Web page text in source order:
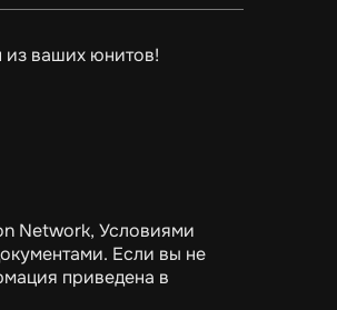
из ваших юнитов!
Network, Условиями
Если вы не
приведена в